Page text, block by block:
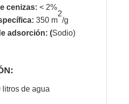
cenizas: < 2%
350 m
2
/g
adsorción: (Sodio)
litros de agua